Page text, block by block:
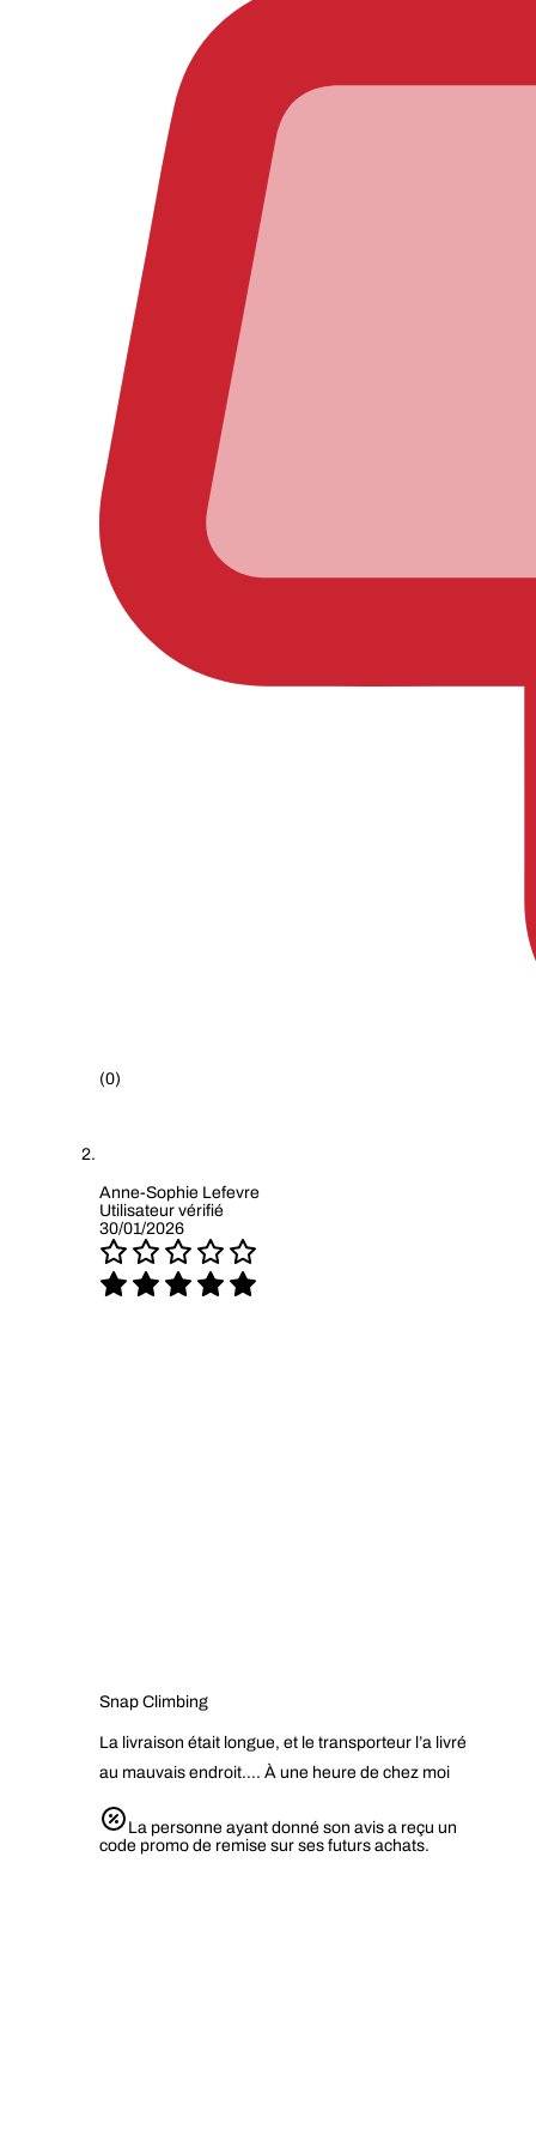
(0)
Anne-Sophie Lefevre
Utilisateur vérifié
30/01/2026
Snap Climbing
La livraison était longue, et le transporteur l’a livré
au mauvais endroit…. À une heure de chez moi
La personne ayant donné son avis a reçu un
code promo de remise sur ses futurs achats.